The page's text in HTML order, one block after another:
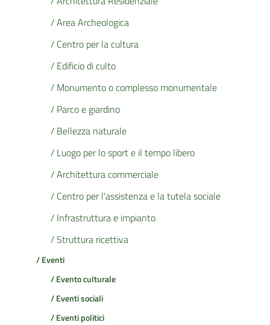
/ Area Archeologica
/ Centro per la cultura
/ Edificio di culto
/ Monumento o complesso monumentale
/ Parco e giardino
/ Bellezza naturale
/ Luogo per lo sport e il tempo libero
/ Architettura commerciale
/ Centro per l'assistenza e la tutela sociale
/ Infrastruttura e impianto
/ Struttura ricettiva
/ Eventi
/ Evento culturale
/ Eventi sociali
/ Eventi politici